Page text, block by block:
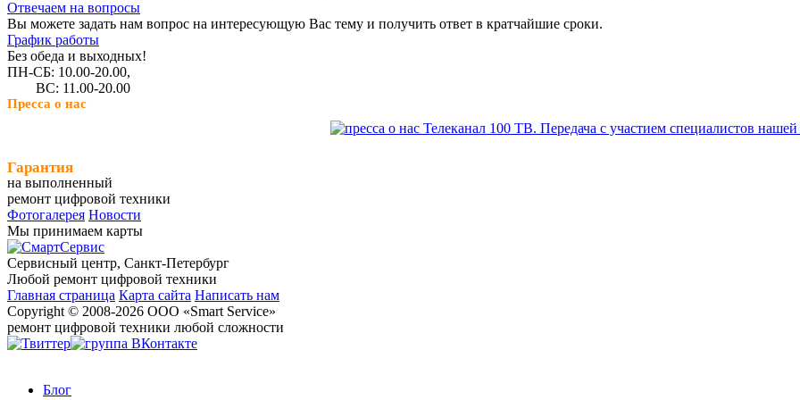
Отвечаем на вопросы
Вы можете задать нам вопрос на интересующую Вас тему и получить ответ в кратчайшие сроки.
График работы
Без обеда и выходных!
ПН-СБ: 10.00-20.00,
ВС: 11.00-20.00
Пресса о нас
Телеканал 100 ТВ. Передача с участием специалистов нашей
Гарантия
на выполненный
ремонт цифровой техники
Фотогалерея Новости
Мы принимаем карты
Сервисный центр, Cанкт-Петербург
Любой ремонт цифровой техники
Главная страница Карта сайта Написать нам
Copyright © 2008-2026 ООО «Smart Service»
ремонт цифровой техники любой сложности
Блог